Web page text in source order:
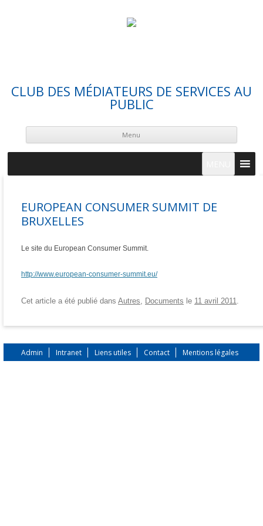
CLUB DES MÉDIATEURS DE SERVICES AU
PUBLIC
Menu
EUROPEAN CONSUMER SUMMIT DE
BRUXELLES
Le site du European Consumer Summit.
http://www.european-consumer-summit.eu/
Cet article a été publié dans Autres, Documents le 11 avril 2011.
Admin Intranet Liens utiles Contact Mentions légales